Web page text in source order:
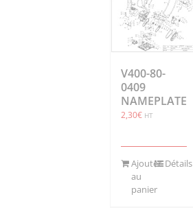
V400-80-
0409
NAMEPLATE
2,30€ HT
Ajouter
au
panier
Détails